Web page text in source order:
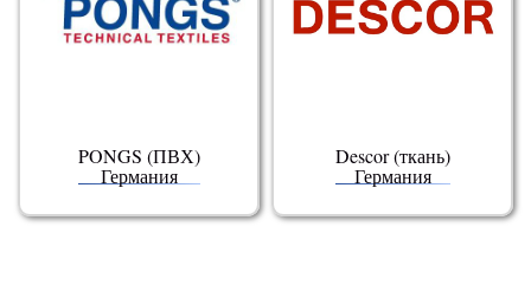
PONGS (ПВХ)
Германия
Descor (ткань)
Германия